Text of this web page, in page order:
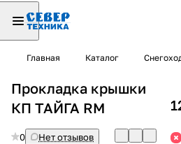
Главная Каталог
Прокладка крышки
КП ТАЙГА RM
0 Нет отзывов